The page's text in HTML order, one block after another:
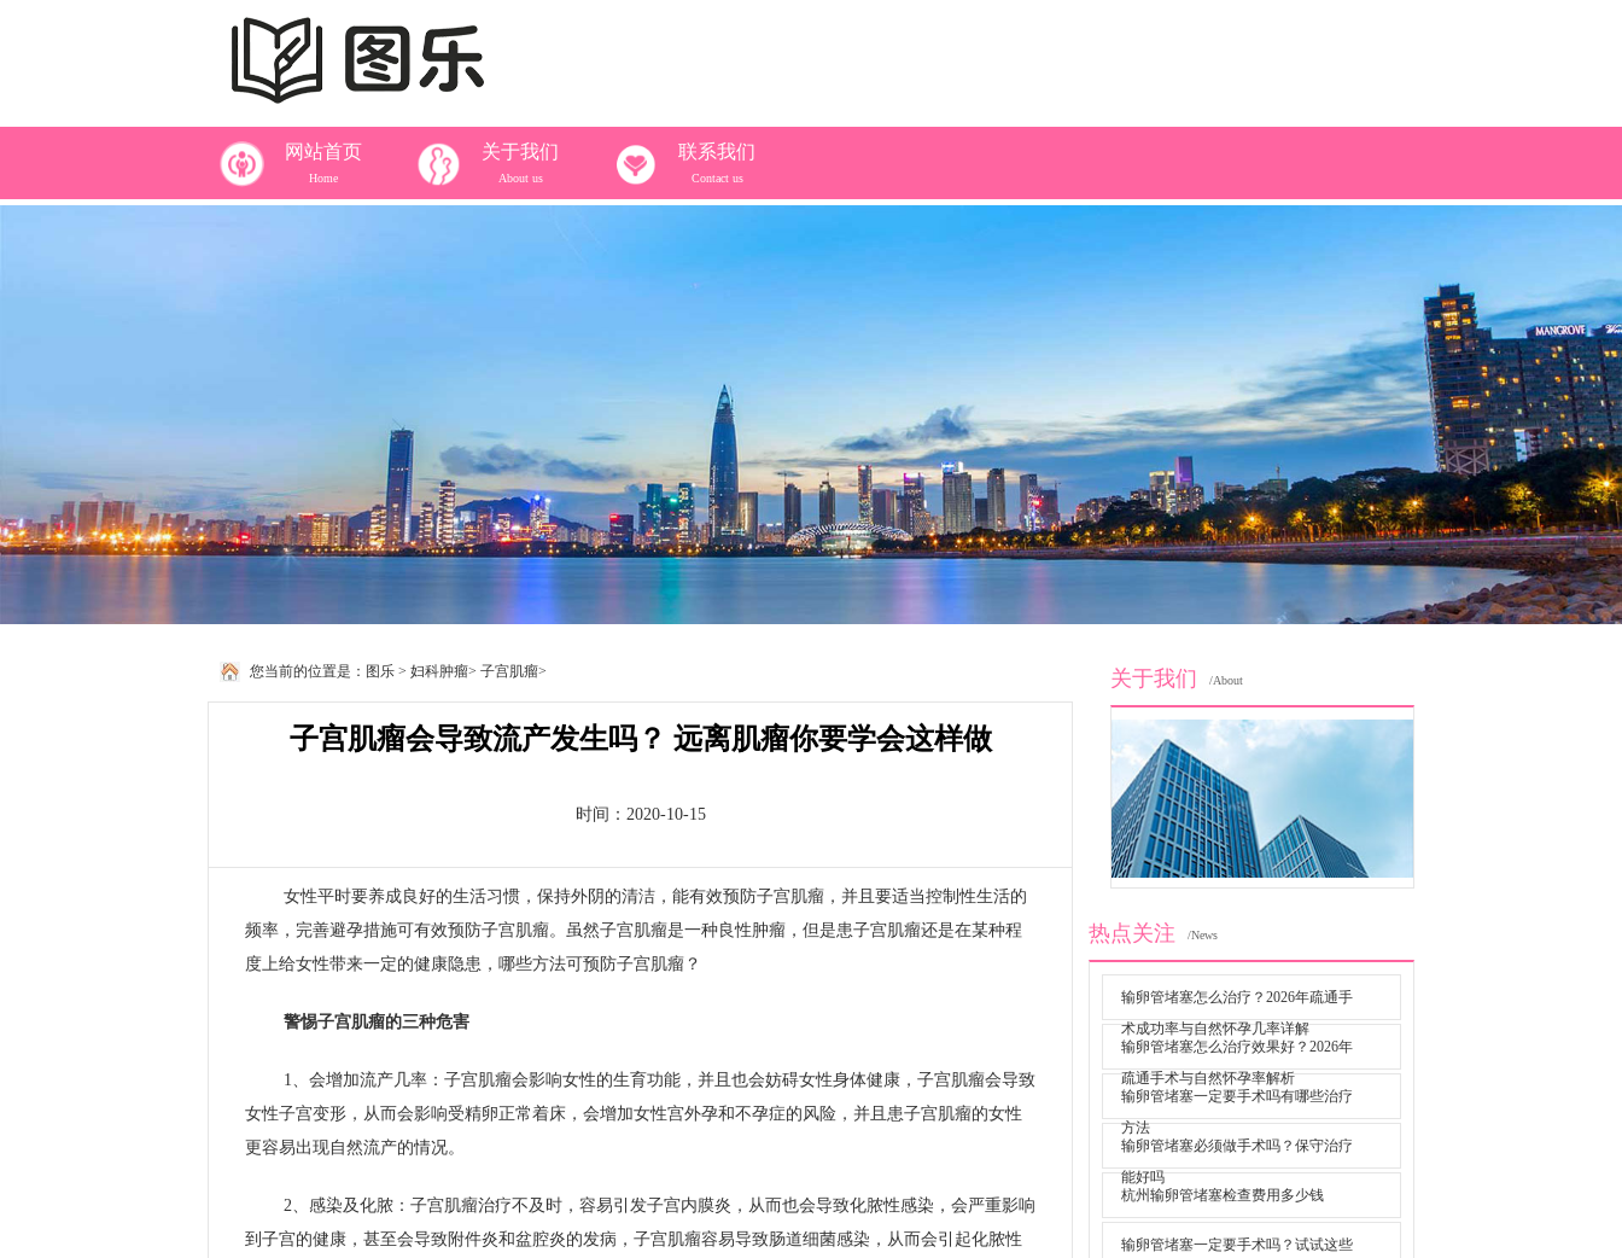
网站首页
Home
关于我们
About us
联系我们
Contact us
您当前的位置是： 图乐 > 妇科肿瘤> 子宫肌瘤>
子宫肌瘤会导致流产发生吗？ 远离肌瘤你要学会这样做
时间：2020-10-15
女性平时要养成良好的生活习惯，保持外阴的清洁，能有效预防子宫肌瘤，并且要适当控制性生活的
频率，完善避孕措施可有效预防子宫肌瘤。虽然子宫肌瘤是一种良性肿瘤，但是患子宫肌瘤还是在某种程
度上给女性带来一定的健康隐患，哪些方法可预防子宫肌瘤？
警惕子宫肌瘤的三种危害
1、会增加流产几率：子宫肌瘤会影响女性的生育功能，并且也会妨碍女性身体健康，子宫肌瘤会导致
女性子宫变形，从而会影响受精卵正常着床，会增加女性宫外孕和不孕症的风险，并且患子宫肌瘤的女性
更容易出现自然流产的情况。
2、感染及化脓：子宫肌瘤治疗不及时，容易引发子宫内膜炎，从而也会导致化脓性感染，会严重影响
到子宫的健康，甚至会导致附件炎和盆腔炎的发病，子宫肌瘤容易导致肠道细菌感染，从而会引起化脓性
关于我们 /About
热点关注 /News
输卵管堵塞怎么治疗？2026年疏通手
术成功率与自然怀孕几率详解
输卵管堵塞怎么治疗效果好？2026年
疏通手术与自然怀孕率解析
输卵管堵塞一定要手术吗有哪些治疗
方法
输卵管堵塞必须做手术吗？保守治疗
能好吗
杭州输卵管堵塞检查费用多少钱
输卵管堵塞一定要手术吗？试试这些